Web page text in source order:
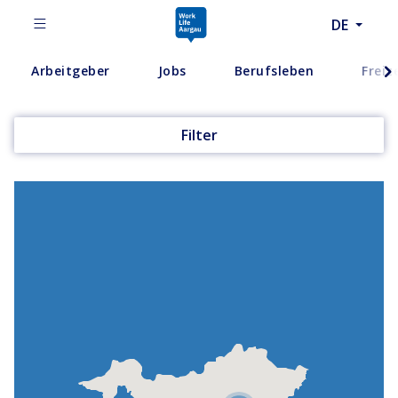
DE
Arbeitgeber Jobs Berufsleben
Filter